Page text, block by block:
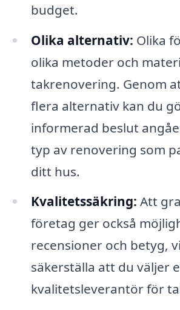
budget.
Olika alternativ: Olika
olika metoder och
takrenovering. Genom
flera alternativ kan du
informerad beslut
typ av renovering som
ditt hus.
Kvalitetssäkring: Att
företag ger också
recensioner och betyg,
säkerställa att du väljer
kvalitetsleverantör för